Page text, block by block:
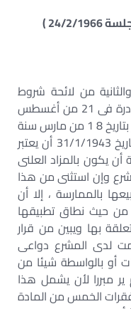
من لائحة شروط
وقيود بيع أملاك الحكومة الحرة الصادرة فى 21 من أغسطس
سنة 1902 وقرار مجلس الوزراء الصادر بتاريخ 8 1 من مارس سنة
1942 ثم قرار مجلس الوزراء الصادر بتاريخ 31/1/1943 أن يعتبر
يكون بالمزاد العلنى
وإن استثنى من هذا
بالممارسة ، إلا أن
من حيث نطاق تطبيقها
بها ويبين من قرار
قامت لدى المشرع دواعى
أو بالواسطة شيئا من
مبررا لأن يشمل هذا
الخمس من المادة